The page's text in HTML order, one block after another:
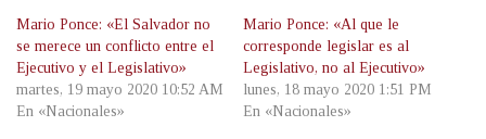
Mario Ponce: «El Salvador no
se merece un conflicto entre el
Ejecutivo y el Legislativo»
martes, 19 mayo 2020 10:52 AM
En «Nacionales»
Mario Ponce: «Al que le
corresponde legislar es al
Legislativo, no al Ejecutivo»
lunes, 18 mayo 2020 1:51 PM
En «Nacionales»